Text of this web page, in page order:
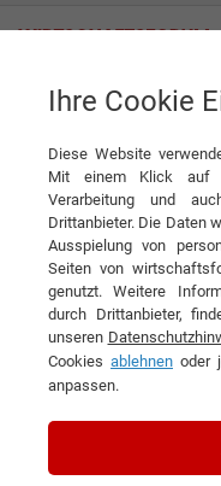
inveox GmbH
KONTAKT
inveox
Ihre Cookie
Diese Website
Mit einem Klick auf
Verarbeitung und
Drittanbieter. Die Daten
Ausspielung von
Seiten von
genutzt. Weitere
durch Drittanbieter,
unseren
Cookies ablehnen oder
anpassen.